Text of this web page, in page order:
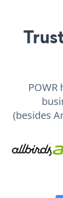
(besides